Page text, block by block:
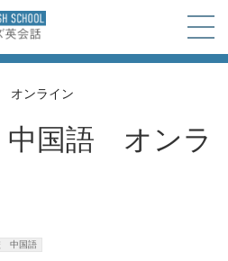
ンライン
国語 オンラ
中国語